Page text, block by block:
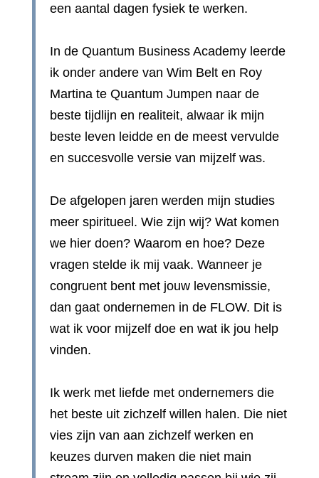
een aantal dagen fysiek te werken.
In de Quantum Business Academy leerde
ik onder andere van Wim Belt en Roy
Martina te Quantum Jumpen naar de
beste tijdlijn en realiteit, alwaar ik mijn
beste leven leidde en de meest vervulde
en succesvolle versie van mijzelf was.
De afgelopen jaren werden mijn studies
meer spiritueel. Wie zijn wij? Wat komen
we hier doen? Waarom en hoe? Deze
vragen stelde ik mij vaak. Wanneer je
congruent bent met jouw levensmissie,
dan gaat ondernemen in de FLOW. Dit is
wat ik voor mijzelf doe en wat ik jou help
vinden.
Ik werk met liefde met ondernemers die
het beste uit zichzelf willen halen. Die niet
vies zijn van aan zichzelf werken en
keuzes durven maken die niet main